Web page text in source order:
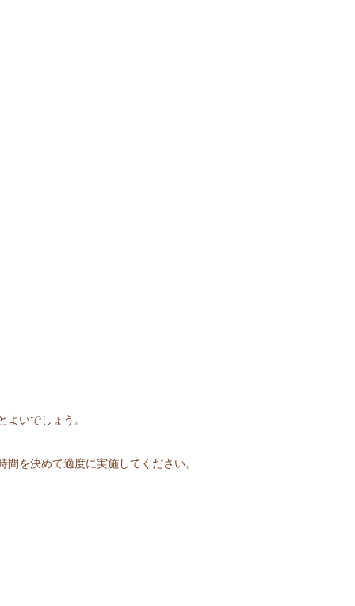
いでしょう。
を決めて適度に実施してください。